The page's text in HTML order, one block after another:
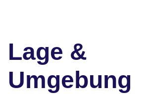
Lage &
Umgebung